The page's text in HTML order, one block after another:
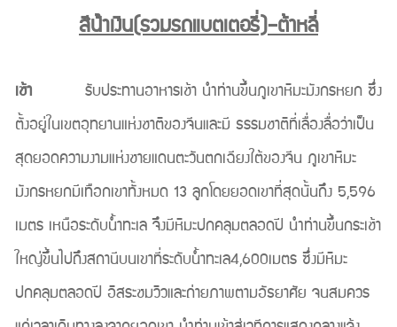
สีน้ําเงิน(รวมรถแบตเตอรี่)–ต้าหลี่
เช้า
รับประทานอาหารเช้า นำท่านขึ้นภูเขาหิมะมังกรหยก ซึ่ง
ตั้งอยู่ในเขตอุทยานแห่งชาติของจีนและมี ธรรมชาติที่เลื่องลื่อว่าเป็น
สุดยอดความงามแห่งชายแดนตะวันตกเฉียงใต้ของจีน ภูเขาหิมะ
มังกรหยกมีเทือกเขาทั้งหมด 13 ลูกโดยยอดเขาที่สุดนั้นถึง 5,596
เมตร เหนือระดับน้ำทะเล จึงมีหิมะปกคลุมตลอดปี นำท่านขึ้นกระเช้า
ใหญ่ขึ้นไปถึงสถานีบนเขาที่ระดับน้ำทะเล4,600เมตร ซึ่งมีหิมะ
ปกคลุมตลอดปี อิสระชมวิวและถ่ายภาพตามอัธยาศัย จนสมควร